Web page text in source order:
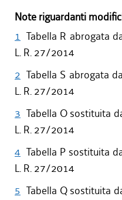
Note riguardanti
1 Tabella R abrogata
L. R. 27/2014
2 Tabella S abrogata
L. R. 27/2014
3 Tabella O sostituita
L. R. 27/2014
4 Tabella P sostituita
L. R. 27/2014
5 Tabella Q sostituita